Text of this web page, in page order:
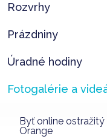
Rozvrhy
Prázdniny
Úradné hodiny
Fotogalérie a
Byť online
Orange